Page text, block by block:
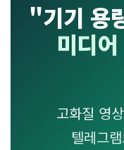
"기기 용
미디
고화질 영
텔레그